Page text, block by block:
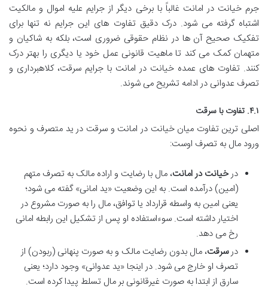
جرم خیانت در امانت غالباً با برخی دیگر از جرایم علیه اموال و مالکیت
اشتباه گرفته می شود. درک دقیق تفاوت های این جرایم نه تنها برای
تفکیک صحیح آن ها در نظام حقوقی ضروری است، بلکه به شاکیان و
متهمان کمک می کند تا ماهیت قانونی عمل خود یا دیگری را بهتر درک
کنند. تفاوت های عمده خیانت در امانت با جرایم سرقت، کلاهبرداری و
تصرف عدوانی در ادامه تشریح می شوند.
۴.۱. تفاوت با سرقت
اصلی ترین تفاوت میان خیانت در امانت و سرقت در ید متصرف و نحوه
ورود مال به تصرف اوست:
درخیانت در امانت، مال با رضایت و اراده مالک به تصرف متهم
(امین) درآمده است. به این وضعیت «ید امانی» گفته می شود؛
یعنی امین به واسطه قرارداد یا توافق، مال را به صورت مشروع در
اختیار داشته است. سوءاستفاده او پس از تشکیل این رابطه امانی
رخ می دهد.
درسرقت، مال بدون رضایت مالک و به صورت پنهانی (ربودن) از
تصرف او خارج می شود. در اینجا «ید عدوانی» وجود دارد؛ یعنی
سارق از ابتدا به صورت غیرقانونی بر مال تسلط پیدا کرده است.